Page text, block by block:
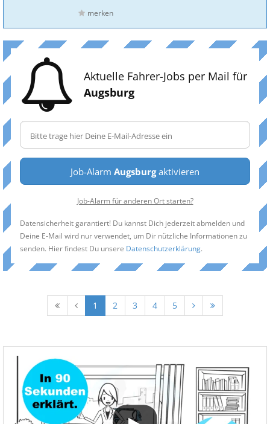
merken
Aktuelle Fahrer-Jobs per Mail für
Augsburg
Job-Alarm Augsburgaktivieren
Job-Alarm für anderen Ort starten?
Datensicherheit garantiert! Du kannst Dich jederzeit abmelden und
Deine E-Mail wird nur verwendet, um Dir nützliche Informationen zu
senden. Hier findest Du unsere Datenschutzerklärung.
1 2 3 4 5